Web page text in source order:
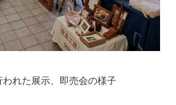
れた展示、即売会の様子